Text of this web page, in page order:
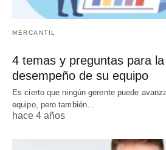
MERCANTIL
4 temas y preguntas para
desempeño de su equipo
Es cierto que ningún gerente puede
equipo, pero también…
hace 4 años